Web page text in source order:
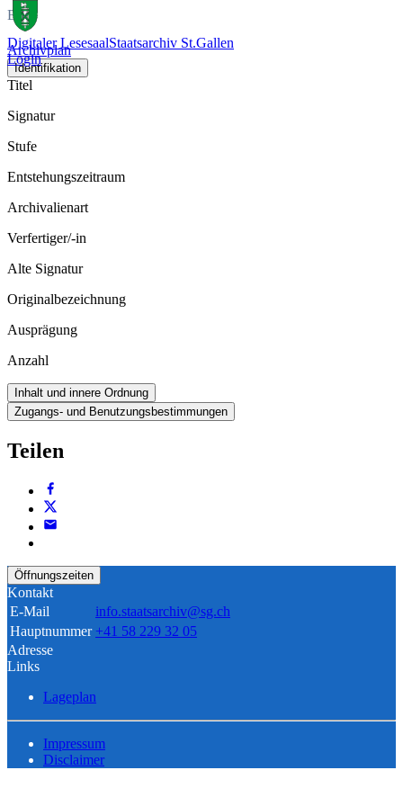
Digitaler LesesaalStaatsarchiv St.Gallen
Login
Bild
Archivplan
Identifikation
Titel
Signatur
Stufe
Entstehungszeitraum
Archivalienart
Verfertiger/-in
Alte Signatur
Originalbezeichnung
Ausprägung
Anzahl
Inhalt und innere Ordnung
Zugangs- und Benutzungsbestimmungen
Teilen
Öffnungszeiten
Kontakt
E-Mail
info.staatsarchiv@sg.ch
Hauptnummer +41 58 229 32 05
Adresse
Links
Lageplan
Impressum
Disclaimer